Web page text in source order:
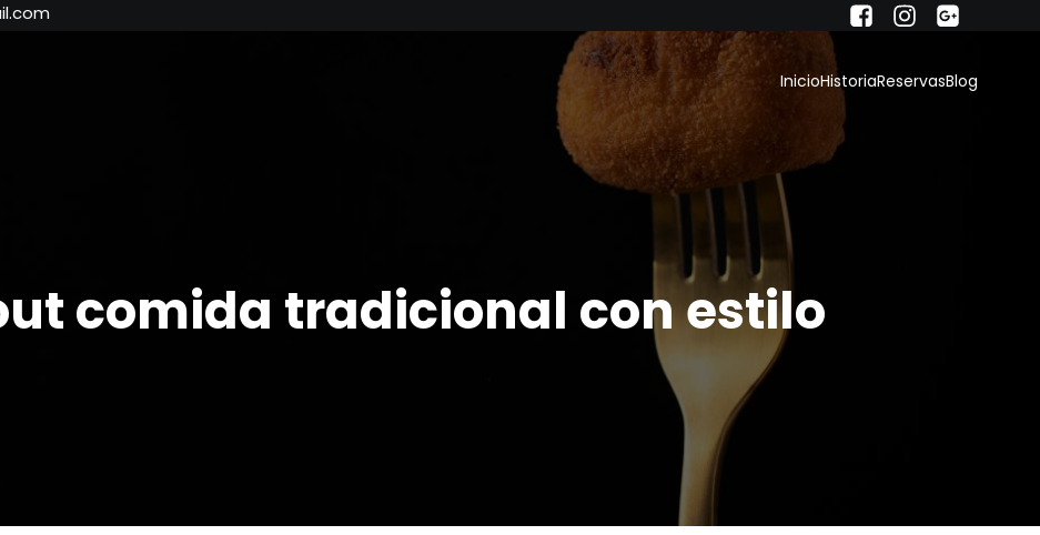
InicioHistoriaReservasBlog
comida tradicional con estilo